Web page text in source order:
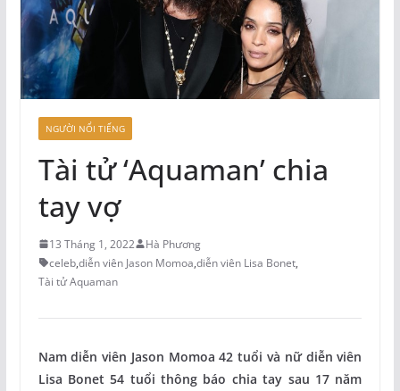
NGƯỜI NỔI TIẾNG
Tài tử ‘Aquaman’ chia
tay vợ
13 Tháng 1, 2022
Hà Phương
celeb,diễn viên Jason Momoa,diễn viên Lisa Bonet,
Tài tử Aquaman
Nam diễn viên Jason Momoa 42 tuổi và nữ diễn viên
Lisa Bonet 54 tuổi thông báo chia tay sau 17 năm